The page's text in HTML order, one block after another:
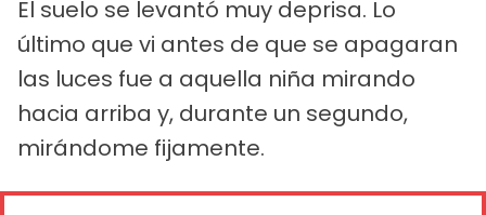
El suelo se levantó muy deprisa. Lo
último que vi antes de que se apagaran
las luces fue a aquella niña mirando
hacia arriba y, durante un segundo,
mirándome fijamente.